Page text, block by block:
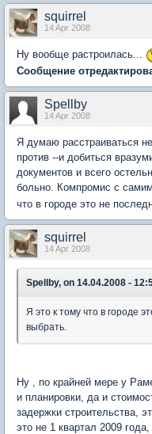
squirrel
14 Apr 2008
Ну вообще растроилась...
Сообщение
Spellby
14 Apr 2008
Я думаю расстраиваться
против --и добиться
документов и всего
больно. Компромис с
что в городе это не
squirrel
14 Apr 2008
Spellby, on 14.04.2008 -
Я это к тому что в городе
выбрать.
Ну , по крайней мере у
и планировки, да и
задержки строительства,
это не 1 квартал 2009